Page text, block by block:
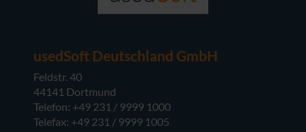
usedSoft Deutschland GmbH
Feldstr. 40
44141 Dortmund
Telefon: +49 231 / 9999 1000
Telefax: +49 231 / 9999 1005